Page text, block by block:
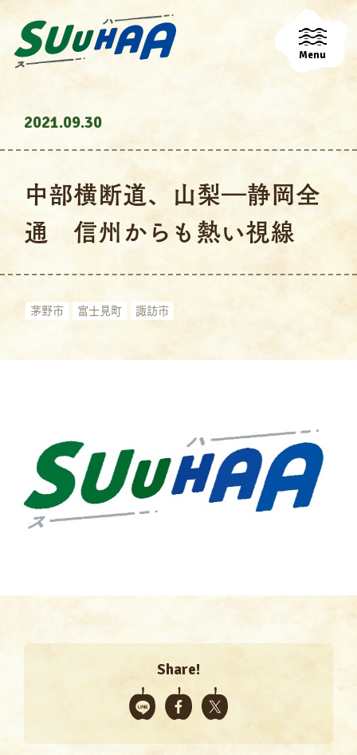
Menu
2021.09.30
中部横断道、山梨―静岡全
通 信州からも熱い視線
茅野市 富士見町 諏訪市
Share!